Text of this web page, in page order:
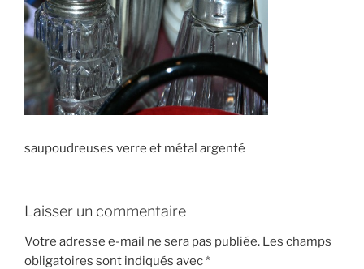
saupoudreuses verre et métal argenté
Laisser un commentaire
Votre adresse e-mail ne sera pas publiée. Les champs
obligatoires sont indiqués avec*